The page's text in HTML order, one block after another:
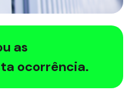
as
ocorrência.